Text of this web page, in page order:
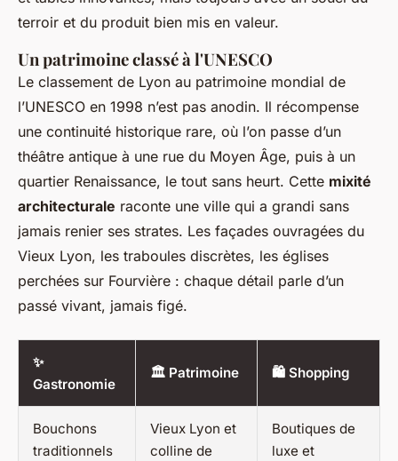
terroir et du produit bien mis en valeur.
Un patrimoine classé à l'UNESCO
Le classement de Lyon au patrimoine mondial de
l’UNESCO en 1998 n’est pas anodin. Il récompense
une continuité historique rare, où l’on passe d’un
théâtre antique à une rue du Moyen Âge, puis à un
quartier Renaissance, le tout sans heurt. Cette mixité
architecturale raconte une ville qui a grandi sans
jamais renier ses strates. Les façades ouvragées du
Vieux Lyon, les traboules discrètes, les églises
perchées sur Fourvière : chaque détail parle d’un
passé vivant, jamais figé.
✨
Gastronomie
🏛️ Patrimoine 🛍️ Shopping
Bouchons
traditionnels
Vieux Lyon et
colline de
Boutiques de
luxe et